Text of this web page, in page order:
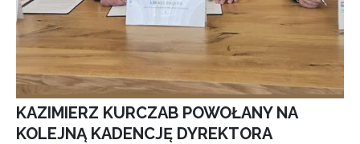
KAZIMIERZ KURCZAB POWOŁANY NA
KOLEJNĄ KADENCJĘ DYREKTORA